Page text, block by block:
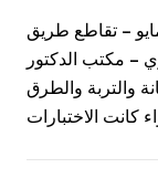
فحص التربة بموقع المركز المتميز تدريب السائقين العاملين بوزارة السياحة بمدينة 15 مايو – تقاطع طريق
– مكتب الدكتور
والتربة والطرق